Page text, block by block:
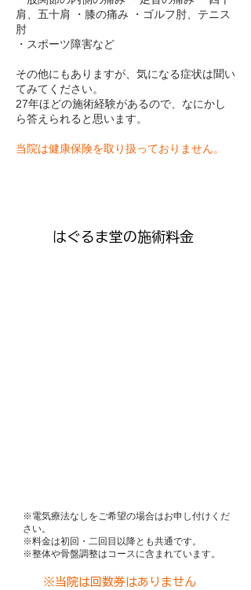
肩、五十肩 ・膝の痛み ・ゴルフ肘、テニス
肘
・スポーツ障害など
その他にもありますが、気になる症状は聞い
てみてください。
​27年ほどの施術経験があるので、なにかし
ら答えられると思います。
当院は健康保険を取り扱っておりません。
​はぐるま堂の施術料金
※電気療法なしをご希望の場合はお申し付けくだ
さい。
※料金は初回・二回目以降とも共通です。
​※整体や骨盤調整はコースに含まれています。
※当院は回数券はありません